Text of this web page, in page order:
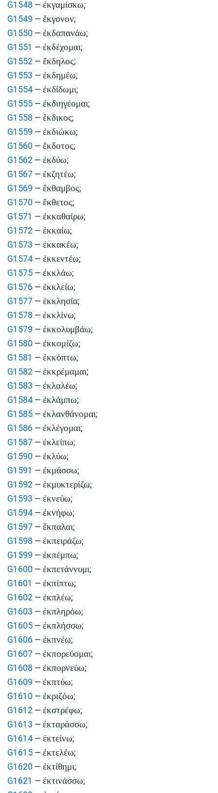
G1548 — ἐκγαμίσκω;
G1549 — ἔκγονον;
G1550 — ἐκδαπανάω;
G1551 — ἐκδέχομαι;
G1552 — ἔκδηλος;
G1553 — ἐκδημέω;
G1554 — ἐκδίδωμι;
G1555 — ἐκδιηγέομαι;
G1558 — ἔκδικος;
G1559 — ἐκδιώκω;
G1560 — ἔκδοτος;
G1562 — ἐκδύω;
G1567 — ἐκζητέω;
G1569 — ἔκθαμβος;
G1570 — ἔκθετος;
G1571 — ἐκκαθαίρω;
G1572 — ἐκκαίω;
G1573 — ἐκκακέω;
G1574 — ἐκκεντέω;
G1575 — ἐκκλάω;
G1576 — ἐκκλείω;
G1577 — ἐκκλησία;
G1578 — ἐκκλίνω;
G1579 — ἐκκολυμβάω;
G1580 — ἐκκομίζω;
G1581 — ἐκκόπτω;
G1582 — ἐκκρέμαμαι;
G1583 — ἐκλαλέω;
G1584 — ἐκλάμπω;
G1585 — ἐκλανθάνομαι;
G1586 — ἐκλέγομαι;
G1587 — ἐκλείπω;
G1590 — ἐκλύω;
G1591 — ἐκμάσσω;
G1592 — ἐκμυκτερίζω;
G1593 — ἐκνεύω;
G1594 — ἐκνήφω;
G1597 — ἔκπαλαι;
G1598 — ἐκπειράζω;
G1599 — ἐκπέμπω;
G1600 — ἐκπετάννυμι;
G1601 — ἐκπίπτω;
G1602 — ἐκπλέω;
G1603 — ἐκπληρόω;
G1605 — ἐκπλήσσω;
G1606 — ἐκπνέω;
G1607 — ἐκπορεύομαι;
G1608 — ἐκπορνεύω;
G1609 — ἐκπτύω;
G1610 — ἐκριζόω;
G1612 — ἐκστρέφω;
G1613 — ἐκταράσσω;
G1614 — ἐκτείνω;
G1615 — ἐκτελέω;
G1620 — ἐκτίθημι;
G1621 — ἐκτινάσσω;